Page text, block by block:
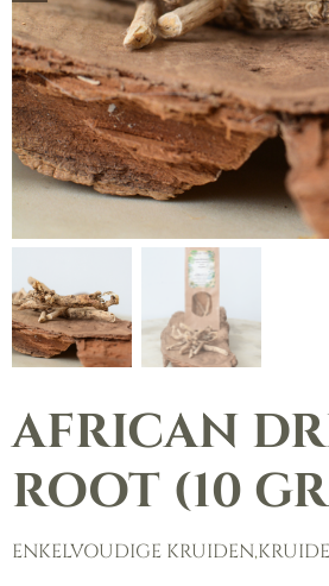
AFRICAN
ROOT (10
ENKELVOUDIGE KRUIDEN,